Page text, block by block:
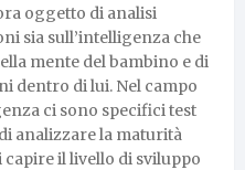
oggetto di analisi
sia sull’intelligenza che
mente del bambino e di
dentro di lui. Nel campo
ci sono specifici test
analizzare la maturità
il livello di sviluppo